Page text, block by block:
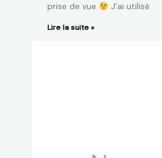
prise de vue
J’ai utilisé
Lire la suite »